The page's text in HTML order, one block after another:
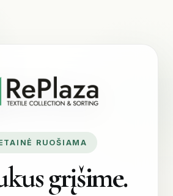
RUOŠIAMA
grįšime.